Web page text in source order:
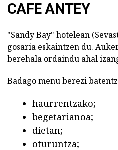
CAFE ANTEY
"Sandy Bay" hotelean
gosaria eskaintzen du.
berehala ordaindu ahal
Badago menu berezi
haurrentzako;
begetarianoa;
dietan;
oturuntza;